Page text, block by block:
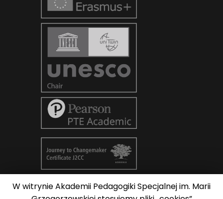
© Copyright 2026AKADEMIA
W witrynie Akademii Pedagogiki Specjalnej im. Marii